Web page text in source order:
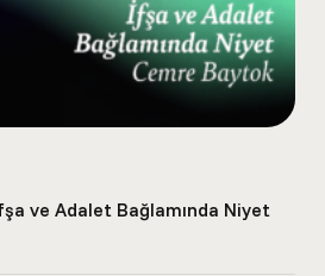
ve Adalet Bağlamında Niyet